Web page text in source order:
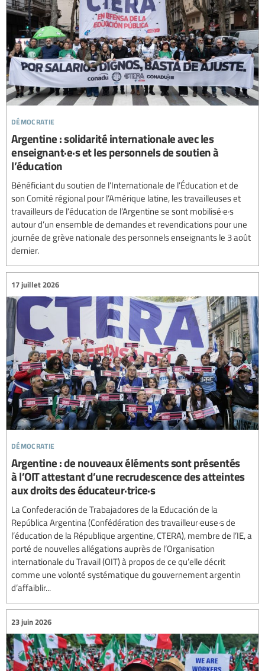
démocratie
Argentine : solidarité internationale avec les
enseignant·e·s et les personnels de soutien à
l’éducation
Bénéficiant du soutien de l’Internationale de l’Éducation et de
son Comité régional pour l’Amérique latine, les travailleuses et
travailleurs de l’éducation de l’Argentine se sont mobilisé·e·s
autour d’un ensemble de demandes et revendications pour une
journée de grève nationale des personnels enseignants le 3 août
dernier.
démocratie
17 juillet 2026
Argentine : de nouveaux éléments sont présentés
à l’OIT attestant d’une recrudescence des atteintes
aux droits des éducateur·trice·s
La Confederación de Trabajadores de la Educación de la
República Argentina (Confédération des travailleur·euse·s de
l’éducation de la République argentine, CTERA), membre de l’IE, a
porté de nouvelles allégations auprès de l’Organisation
internationale du Travail (OIT) à propos de ce qu’elle décrit
comme une volonté systématique du gouvernement argentin
d’affaiblir...
23 juin 2026